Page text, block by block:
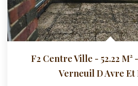
F2 Centre Ville - 52.22 M²
Verneuil D Avre Et